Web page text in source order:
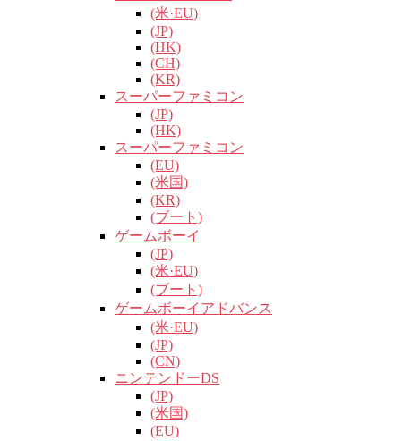
(米·EU)
(JP)
(HK)
(CH)
(KR)
スーパーファミコン
(JP)
(HK)
スーパーファミコン
(EU)
(米国)
(KR)
(ブート)
ゲームボーイ
(JP)
(米·EU)
(ブート)
ゲームボーイアドバンス
(米·EU)
(JP)
(CN)
ニンテンドーDS
(JP)
(米国)
(EU)